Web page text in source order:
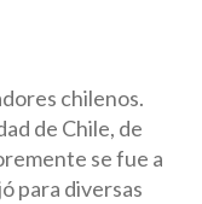
chilenos.
de Chile, de
se fue a
para diversas